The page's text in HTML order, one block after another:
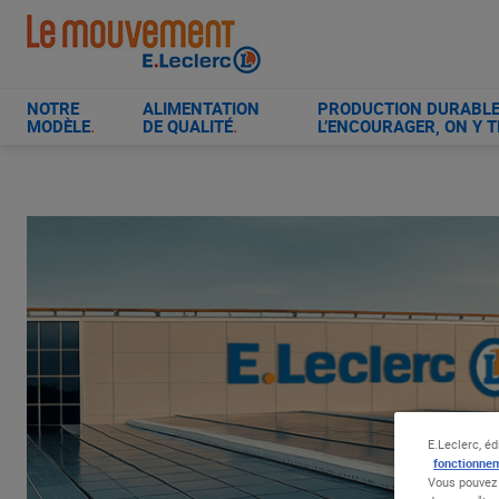
Aller
contenu
NOTRE
MODÈLE.
ALIMENTATION
DE QUALITÉ.
PRODUCTION
L’ENCOURAGER, ON Y
E.Leclerc,
Vous